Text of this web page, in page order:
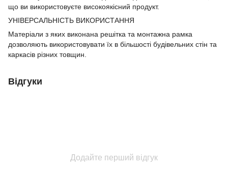
що ви використовуєте високоякісний продукт.
УНІВЕРСАЛЬНІСТЬ ВИКОРИСТАННЯ
Матеріали з яких виконана решітка та монтажна рамка
дозволяють використовувати їх в більшості будівельних стін та
каркасів різних товщин.
Відгуки
Додайте перший відгук